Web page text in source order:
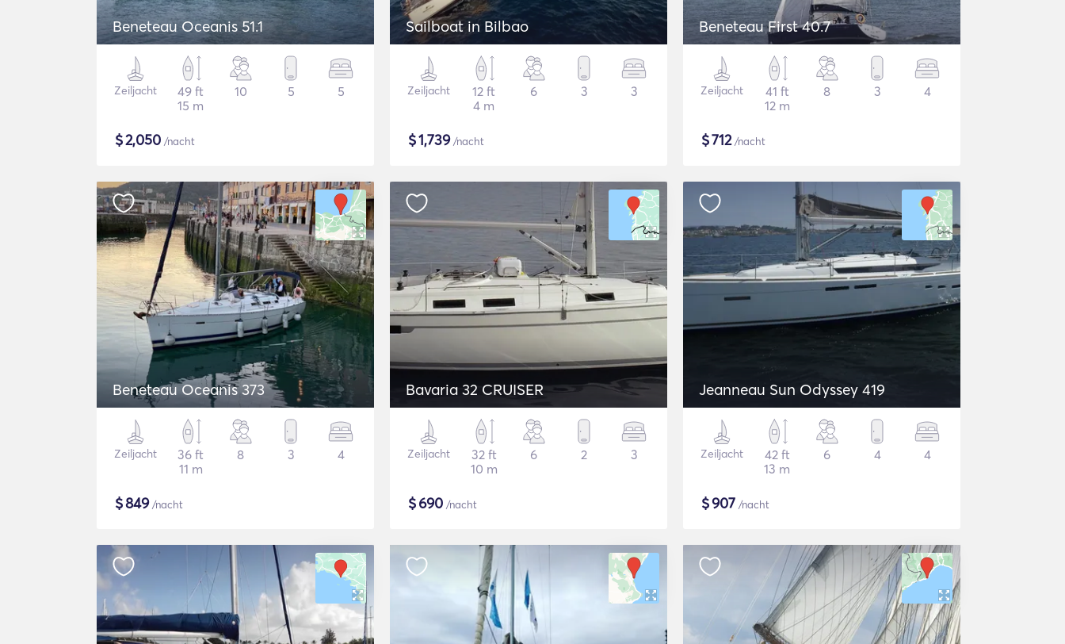
Beneteau Oceanis 51.1
Zeiljacht
49 ft
15 m
10 5 5
$2,050 /nacht
Sailboat in Bilbao
Zeiljacht
12 ft
4 m
6 3 3
$1,739/nacht
Beneteau First 40.7
Zeiljacht
41 ft
12 m
8 3 4
$712/nacht
Beneteau Oceanis 373
Zeiljacht
36 ft
11 m
8 3 4
$849/nacht
Bavaria 32 CRUISER
Zeiljacht
32 ft
10 m
6 2 3
$690 /nacht
Jeanneau Sun Odyssey 419
Zeiljacht
42 ft
13 m
6 4 4
$907 /nacht